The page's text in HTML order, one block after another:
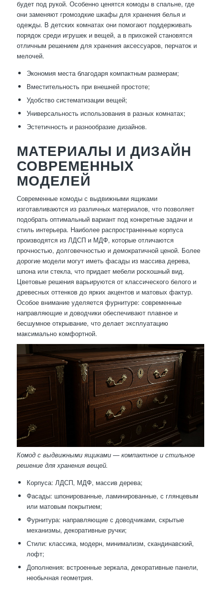
будет под рукой. Особенно ценятся комоды в спальне, где
они заменяют громоздкие шкафы для хранения белья и
одежды. В детских комнатах они помогают поддерживать
порядок среди игрушек и вещей, а в прихожей становятся
отличным решением для хранения аксессуаров, перчаток и
мелочей.
Экономия места благодаря компактным размерам;
Вместительность при внешней простоте;
Удобство систематизации вещей;
Универсальность использования в разных комнатах;
Эстетичность и разнообразие дизайнов.
МАТЕРИАЛЫ И ДИЗАЙН
СОВРЕМЕННЫХ
МОДЕЛЕЙ
Современные комоды с выдвижными ящиками
изготавливаются из различных материалов, что позволяет
подобрать оптимальный вариант под конкретные задачи и
стиль интерьера. Наиболее распространенные корпуса
производятся из ЛДСП и МДФ, которые отличаются
прочностью, долговечностью и демократичной ценой. Более
дорогие модели могут иметь фасады из массива дерева,
шпона или стекла, что придает мебели роскошный вид.
Цветовые решения варьируются от классического белого и
древесных оттенков до ярких акцентов и матовых фактур.
Особое внимание уделяется фурнитуре: современные
направляющие и доводчики обеспечивают плавное и
бесшумное открывание, что делает эксплуатацию
максимально комфортной.
Комод с выдвижными ящиками — компактное и стильное
решение для хранения вещей.
Корпуса: ЛДСП, МДФ, массив дерева;
Фасады: шпонированные, ламинированные, с глянцевым
или матовым покрытием;
Фурнитура: направляющие с доводчиками, скрытые
механизмы, декоративные ручки;
Стили: классика, модерн, минимализм, скандинавский,
лофт;
Дополнения: встроенные зеркала, декоративные панели,
необычная геометрия.